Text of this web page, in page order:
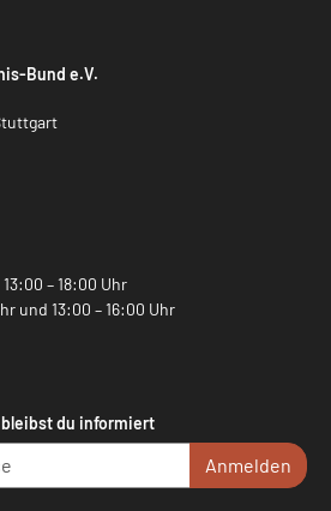
Bund e.V.
– 18:00 Uhr
und 13:00 – 16:00 Uhr
du informiert
Anmelden